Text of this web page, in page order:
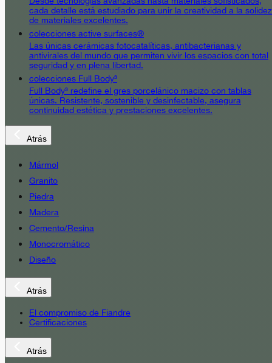
cada detalle está estudiado para unir la creatividad a la solidez
de materiales excelentes.
colecciones active surfaces®
Las únicas cerámicas fotocatalíticas, antibacterianas y
antivirales del mundo que permiten vivir los espacios con total
seguridad y en plena libertad.
colecciones Full Body³
Full Body³ redefine el gres porcelánico macizo con tablas
únicas. Resistente, sostenible y desinfectable, asegura
continuidad estética y prestaciones excelentes.
Atrás
Mármol
Granito
Piedra
Madera
Cemento/Resina
Monocromático
Diseño
Atrás
El compromiso de Fiandre
Certificaciones
Atrás